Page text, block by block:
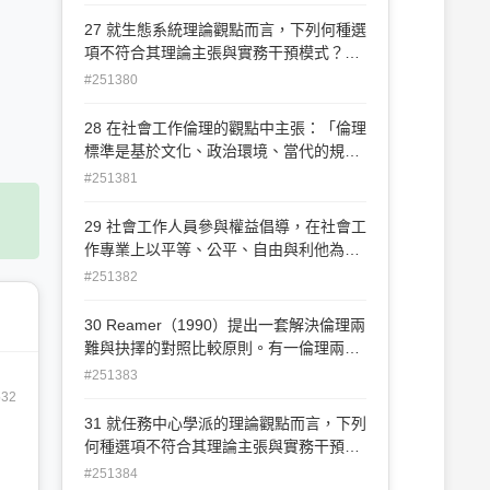
礙，以發揮個人權能 (C)在倫理價值上，
承諾案主充分干預計畫的訂定 (D)運用
27 就生態系統理論觀點而言，下列何種選
項不符合其理論主張與實務干預模式？
(A)此理論同時重視增進案主生活及環境情
間的生態系統不協調所致 (C)透過揭開個
人內在衝突及根源，修正其行動與生活經
#251380
28 在社會工作倫理的觀點中主張：「倫理
標準是基於文化、政治環境、當代的規範
與道德標準，以及其他外在環境等因素考
何人的信念優於他人」。請問這是屬於何
種倫理觀點？ (A)目的論（teleological
#251381
29 社會工作人員參與權益倡導，在社會工
作專業上以平等、公平、自由與利他為目
標，這是遵從何種社會工作倫理守則？
充實知能
#251382
30 Reamer（1990）提出一套解決倫理兩
難與抉擇的對照比較原則。有一倫理兩難
的案例是：「社會工作人員應尊重案主教
的基本福祉時，則社會工作人員應介入父
母的管教方法」。這是採行下列何種倫理
#251383
31 就任務中心學派的理論觀點而言，下列
何種選項不符合其理論主張與實務干預模
式？ (A)人之所以有問題是病理因素所致
#251384